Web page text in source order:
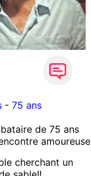
- 75 ans
de 75 ans
amoureuse
cherchant un